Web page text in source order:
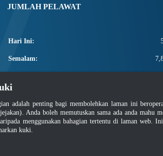
JUMLAH PELAWAT
Hari Ini:
Semalam:
Total:
Keselamatan
adalah penting bagi membolehkan laman ini
Anda boleh memutuskan sama ada anda mahu
menggunakan bahagian tertentu di laman web.
kuki.